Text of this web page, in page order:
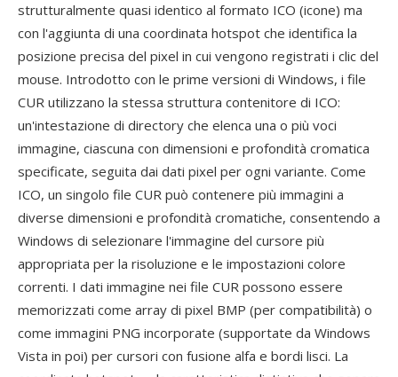
strutturalmente quasi identico al formato ICO (icone) ma
con l'aggiunta di una coordinata hotspot che identifica la
posizione precisa del pixel in cui vengono registrati i clic del
mouse. Introdotto con le prime versioni di Windows, i file
CUR utilizzano la stessa struttura contenitore di ICO:
un'intestazione di directory che elenca una o più voci
immagine, ciascuna con dimensioni e profondità cromatica
specificate, seguita dai dati pixel per ogni variante. Come
ICO, un singolo file CUR può contenere più immagini a
diverse dimensioni e profondità cromatiche, consentendo a
Windows di selezionare l'immagine del cursore più
appropriata per la risoluzione e le impostazioni colore
correnti. I dati immagine nei file CUR possono essere
memorizzati come array di pixel BMP (per compatibilità) o
come immagini PNG incorporate (supportate da Windows
Vista in poi) per cursori con fusione alfa e bordi lisci. La